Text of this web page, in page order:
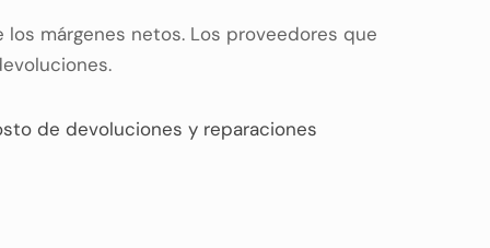
márgenes netos. Los proveedores que
de devoluciones y reparaciones